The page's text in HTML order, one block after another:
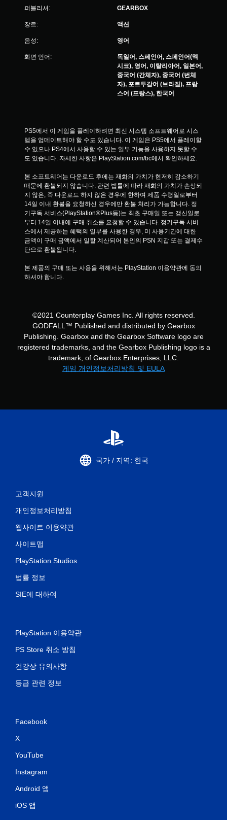
퍼블리셔: GEARBOX
장르: 액션
음성: 영어
화면 언어:
독일어, 스페인어, 스페인어(멕
시코), 영어, 이탈리아어, 일본어,
중국어 (간체자), 중국어 (번체
자), 포르투갈어 (브라질), 프랑
스어 (프랑스), 한국어
PS5에서 이 게임을 플레이하려면 최신 시스템 소프트웨어로 시스
템을 업데이트해야 할 수도 있습니다. 이 게임은 PS5에서 플레이할
수 있으나 PS4에서 사용할 수 있는 일부 기능을 사용하지 못할 수
도 있습니다. 자세한 사항은 PlayStation.com/bc에서 확인하세요.
본 소프트웨어는 다운로드 후에는 재화의 가치가 현저히 감소하기
때문에 환불되지 않습니다. 관련 법률에 따라 재화의 가치가 손상되
지 않은, 즉 다운로드 하지 않은 경우에 한하여 제품 수령일로부터
14일 이내 환불을 요청하신 경우에만 환불 처리가 가능합니다. 정
기구독 서비스(PlayStation®Plus등)는 최초 구매일 또는 갱신일로
부터 14일 이내에 구매 취소를 요청할 수 있습니다. 정기구독 서비
스에서 제공하는 혜택의 일부를 사용한 경우, 미 사용기간에 대한
금액이 구매 금액에서 일할 계산되어 본인의 PSN 지갑 또는 결제수
단으로 환불됩니다.
본 제품의 구매 또는 사용을 위해서는 PlayStation 이용약관에 동의
하셔야 합니다.
©2021 Counterplay Games Inc. All rights reserved.
GODFALL™ Published and distributed by Gearbox
Publishing. Gearbox and the Gearbox Software logo are
registered trademarks, and the Gearbox Publishing logo is a
trademark, of Gearbox Enterprises, LLC.
게임 개인정보처리방침 및 EULA
국가 / 지역: 한국
고객지원
개인정보처리방침
웹사이트 이용약관
사이트맵
PlayStation Studios
법률 정보
SIE에 대하여
PlayStation 이용약관
PS Store 취소 방침
건강상 유의사항
등급 관련 정보
Facebook
X
YouTube
Instagram
Android 앱
iOS 앱